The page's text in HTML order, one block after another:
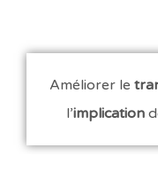
Améliorer le
l’implication